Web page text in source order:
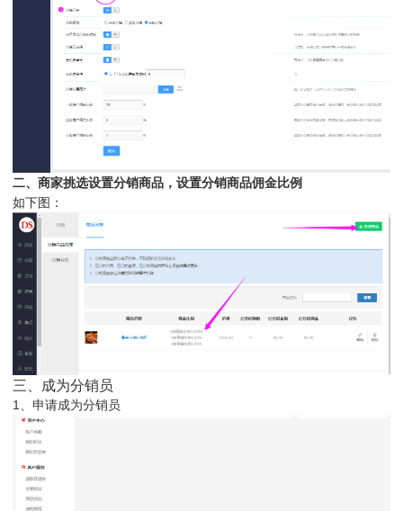
二、商家挑选设置分销商品，设置分销商品佣金比例
如下图：
三、成为分销员
1、申请成为分销员